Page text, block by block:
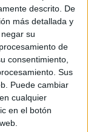
descrito. De
más detallada y
su
de
consentimiento,
Sus
Puede cambiar
cualquier
en el botón
parte de la
alertar a
el peligro
anuncios
tragedias